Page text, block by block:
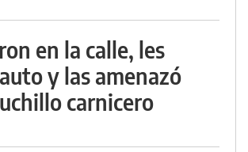
en la calle, les
y las amenazó
carnicero